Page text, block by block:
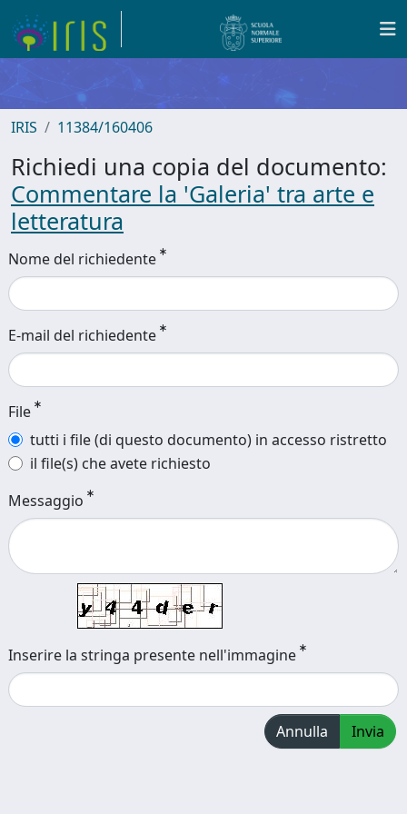
IRIS 11384/160406
Richiedi una copia del documento:
Commentare la 'Galeria' tra arte e
letteratura
Nome del richiedente
E-mail del richiedente
File
tutti i file (di questo documento) in accesso ristretto
il file(s) che avete richiesto
Messaggio
Inserire la stringa presente nell'immagine
Annulla Invia